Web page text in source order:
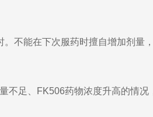
不能在下次服药时擅自增加剂量
不足、FK506药物浓度升高的情